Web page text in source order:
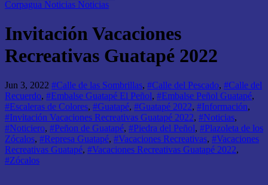
Corpagua Noticias Noticias
Invitación Vacaciones
Recreativas Guatapé 2022
Jun 3, 2022 #Calle de las Sombrillas, #Calle del Pescado, #Calle del
Recuerdo, #Embalse Guatapé El Peñol, #Embalse Peñol Guatapé,
#Escaleras de Colores, #Guatapé, #Guatapé 2022, #Información,
#Invitación Vacaciones Recreativas Guatapé 2022, #Noticias,
#Noticiero, #Peñon de Guatapé, #Piedra del Peñol, #Plazoleta de los
Zócalos, #Represa Guatapé, #Vacaciones Recreativas, #Vacaciones
Recreativas Guatapé, #Vacaciones Recreativas Guatapé 2022,
#Zócalos